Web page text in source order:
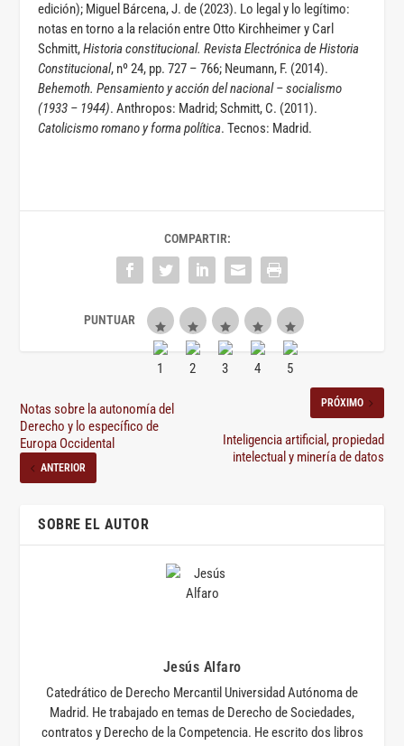
edición); Miguel Bárcena, J. de (2023). Lo legal y lo legítimo:
notas en torno a la relación entre Otto Kirchheimer y Carl
Schmitt,Historia constitucional.Revista Electrónica de Historia
Constitucional, nº 24, pp. 727 – 766; Neumann, F. (2014).
Behemoth. Pensamiento y acción del nacional – socialismo
(1933 – 1944). Anthropos: Madrid; Schmitt, C. (2011).
Catolicismo romano y forma política. Tecnos: Madrid.
COMPARTIR:
Notas sobre la autonomía del
Derecho y lo específico de
Europa Occidental
ANTERIOR
PRÓXIMO
Inteligencia artificial, propiedad
intelectual y minería de datos
SOBRE EL AUTOR
Jesús Alfaro
Catedrático de Derecho Mercantil Universidad Autónoma de
Madrid. He trabajado en temas de Derecho de Sociedades,
contratos y Derecho de la Competencia. He escrito dos libros